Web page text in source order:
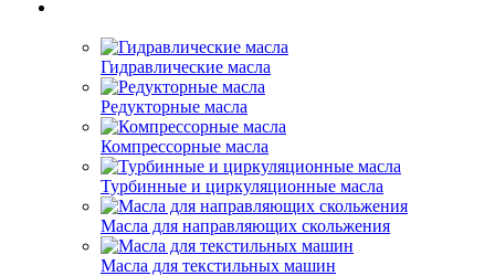
Гидравлические масла
Редукторные масла
Компрессорные масла
Турбинные и циркуляционные масла
Масла для направляющих скольжения
Масла для текстильных машин